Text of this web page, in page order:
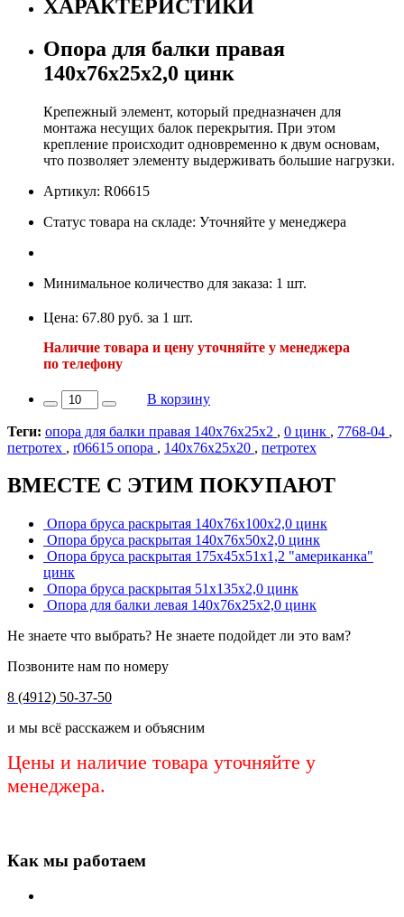
ХАРАКТЕРИСТИКИ
Опора для балки правая
140х76х25х2,0 цинк
Крепежный элемент, который предназначен для
монтажа несущих балок перекрытия. При этом
крепление происходит одновременно к двум основам,
что позволяет элементу выдерживать большие нагрузки.
Артикул: R06615
Статус товара на складе: Уточняйте у менеджера
Минимальное количество для заказа: 1 шт.
Цена: 67.80 руб. за 1 шт.
Наличие товара и цену уточняйте у менеджера
по телефону
В корзину
Теги: опора для балки правая 140х76х25х2 , 0 цинк , 7768-04 ,
петротех , r06615 опора , 140х76х25х20 , петротех
ВМЕСТЕ С ЭТИМ ПОКУПАЮТ
Опора бруса раскрытая 140х76х100х2,0 цинк
Опора бруса раскрытая 140х76х50х2,0 цинк
Опора бруса раскрытая 175х45х51х1,2 "американка"
цинк
Опора бруса раскрытая 51х135х2,0 цинк
Опора для балки левая 140х76х25х2,0 цинк
Не знаете что выбрать? Не знаете подойдет ли это вам?
Позвоните нам по номеру
8 (4912) 50-37-50
и мы всё расскажем и объясним
Цены и наличие товара уточняйте у
менеджера.
Как мы работаем